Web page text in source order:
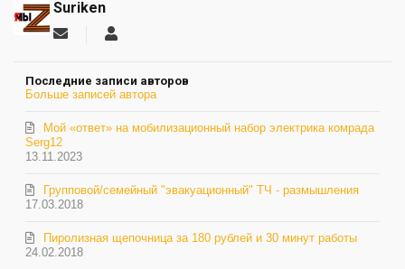
Suriken
Подписаться
автора
Последние записи авторов
Больше записей автора
13.11.2023
Мой «ответ» на мобилизационный набор электрика комрада
Serg12
17.03.2018
Групповой/семейный "эвакуационный" ТЧ - размышления
24.02.2018
Пиролизная щепочница за 180 рублей и 30 минут работы